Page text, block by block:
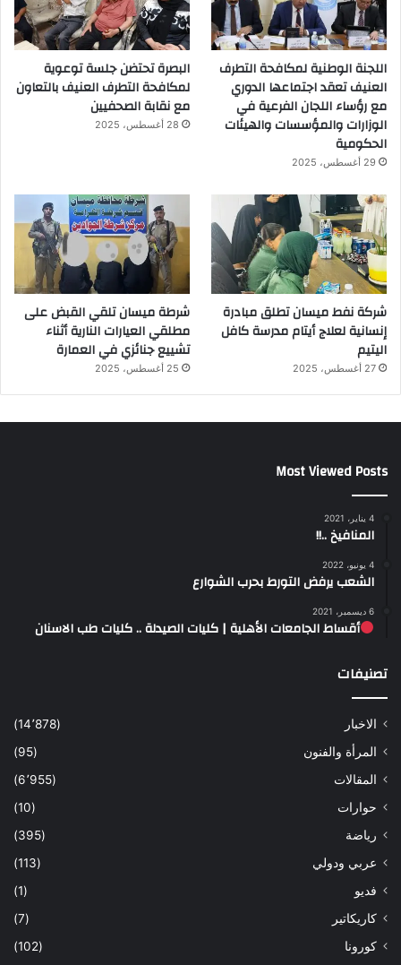
اللجنة الوطنية لمكافحة التطرف
العنيف تعقد اجتماعها الدوري
مع رؤساء اللجان الفرعية في
الوزارات والمؤسسات والهيئات
الحكومية
29 أغسطس، 2025
البصرة تحتضن جلسة توعوية
لمكافحة التطرف العنيف بالتعاون
مع نقابة الصحفيين
28 أغسطس، 2025
شركة نفط ميسان تطلق مبادرة
إنسانية لعلاج أيتام مدرسة كافل
اليتيم
27 أغسطس، 2025
شرطة ميسان تلقي القبض على
مطلقي العيارات النارية أثناء
تشييع جنائزي في العمارة
25 أغسطس، 2025
Most Viewed Posts
4 يناير، 2021
المنافيخ ..!!
4 يونيو، 2022
الشعب يرفض التورط بحرب الشوارع
6 ديسمبر، 2021
أقساط الجامعات الأهلية | كليات الصيدلة .. كليات طب الاسنان
تصنيفات
الاخبار
(14٬878)
المرأة والفنون
(95)
المقالات
(6٬955)
حوارات
(10)
رياضة
(395)
عربي ودولي
(113)
فديو
(1)
كاريكاتير
(7)
كورونا
(102)